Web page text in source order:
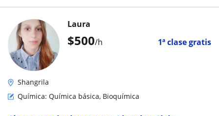
$500/h 1ª clase gratis
Laura
Shangrila
Química: Química básica, Bioquímica